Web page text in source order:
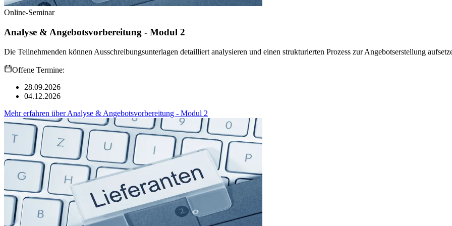
Online-Seminar
Analyse & Angebotsvorbereitung - Modul 2
Die Teilnehmenden können Ausschreibungsunterlagen detailliert analysieren und einen strukturierten Prozess zur Angebotserstellung
Offene Termine:
28.09.2026
04.12.2026
Mehr erfahren überAnalyse & Angebotsvorbereitung - Modul 2